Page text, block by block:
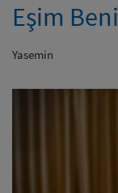
Eşim
Yasemin